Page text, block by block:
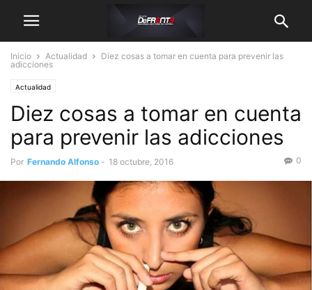
Inicio Actualidad
Diez cosas a tomar en cuenta para prevenir las
adicciones
Actualidad
Diez cosas a tomar en cuenta
para prevenir las adicciones
Por Fernando Alfonso - 18 octubre, 2016 0